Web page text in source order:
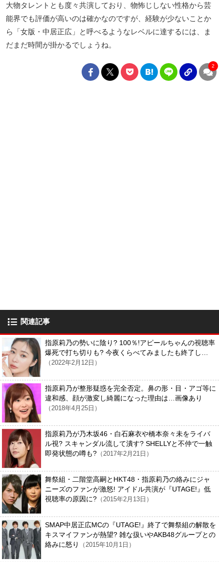
大物タレントとも度々共演しており、物怖じしない性格から芸
能界でも評価が高いのは確かなのですが、経験が少ないことか
ら「女版・中居正広」と呼べるようなレベルに達するには、ま
だまだ時間が掛かるでしょうね。
2
関連記事
指原莉乃の勢いに陰り? 100％!アピールちゃんの視聴率
爆死で打ち切りも? 今夜くらべてみましたも終了し…
（2022年2月12日）
指原莉乃が整形疑惑を完全否定。鼻の形・目・アゴ等に
違和感、顔が激変し綺麗になった理由は…画像あり
（2018年4月25日）
指原莉乃が乃木坂46・白石麻衣や橋本奈々未をライバ
ル視? スキャンダル流して潰す? SHELLYと不仲で一触
即発状態の噂も? （2017年2月21日）
舞祭組・二階堂高嗣とHKT48・指原莉乃の絡みにジャ
ニーズのファンが激怒! アイドル共演が『UTAGE!』低
視聴率の原因に? （2015年2月13日）
SMAP中居正広MCの『UTAGE!』終了で舞祭組の解散を
キスマイファンが熱望? 雑な扱いやAKB48グループとの
絡みに怒り
（2015年10月1日）